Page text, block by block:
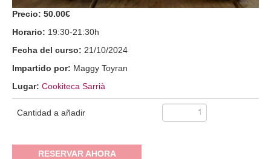
Precio: 50.00€
Horario: 19:30-21:30h
Fecha del curso: 21/10/2024
Impartido por: Maggy Toyran
Lugar: Cookiteca Sarrià
Cantidad a añadir
RESERVAR AHORA